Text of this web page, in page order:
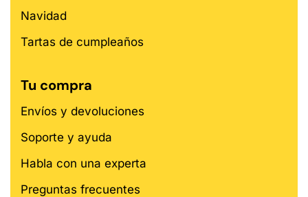
Navidad
Tartas de cumpleaños
Tu compra
Envíos y devoluciones
Soporte y ayuda
Habla con una experta
Preguntas frecuentes